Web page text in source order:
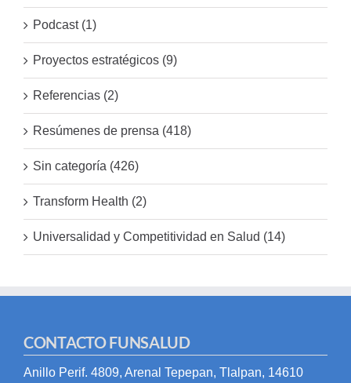
Podcast (1)
Proyectos estratégicos (9)
Referencias (2)
Resúmenes de prensa (418)
Sin categoría (426)
Transform Health (2)
Universalidad y Competitividad en Salud (14)
CONTACTO FUNSALUD
Anillo Perif. 4809, Arenal Tepepan, Tlalpan, 14610